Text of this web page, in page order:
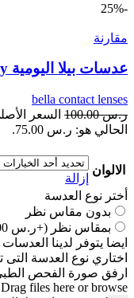
-25%
مقارنة
عدسات بيلا اليومية Bella One Day
bella contact lenses
ر.س100.00 السعر
الحالي هو: ر.س 75.00.
الالوان
إزالة
أختر نوع العدسة
بدون مقاس نظر
بمقاس نظر (+ر.س 20.00)
ايضا يتوفر لدينا
اختاري نوع العدسة التى
ارفق صورة الفحص
Drag files here orbrowse